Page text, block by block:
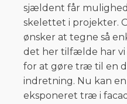
sjældent får
skelettet i projekter.
ønsker at tegne så
det her tilfælde har vi
for at gøre træ til en
indretning. Nu kan
eksponeret træ i